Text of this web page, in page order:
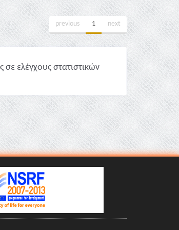
previous 1 next
ελέγχους στατιστικών